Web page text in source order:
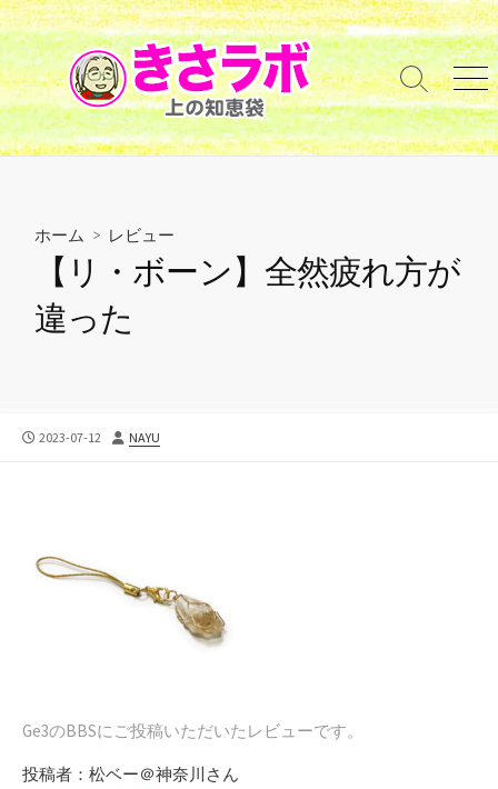
コ
ン
テ
ン
ツ
へ
検
索
切
り
メ
ニ
ュ
ー
ホーム > レビュー
【リ・ボーン】全然疲れ方が
違った
公
2023-07-12
投
NAYU
Ge3のBBSにご投稿いただいたレビューです。
投稿者：松ベー＠神奈川さん